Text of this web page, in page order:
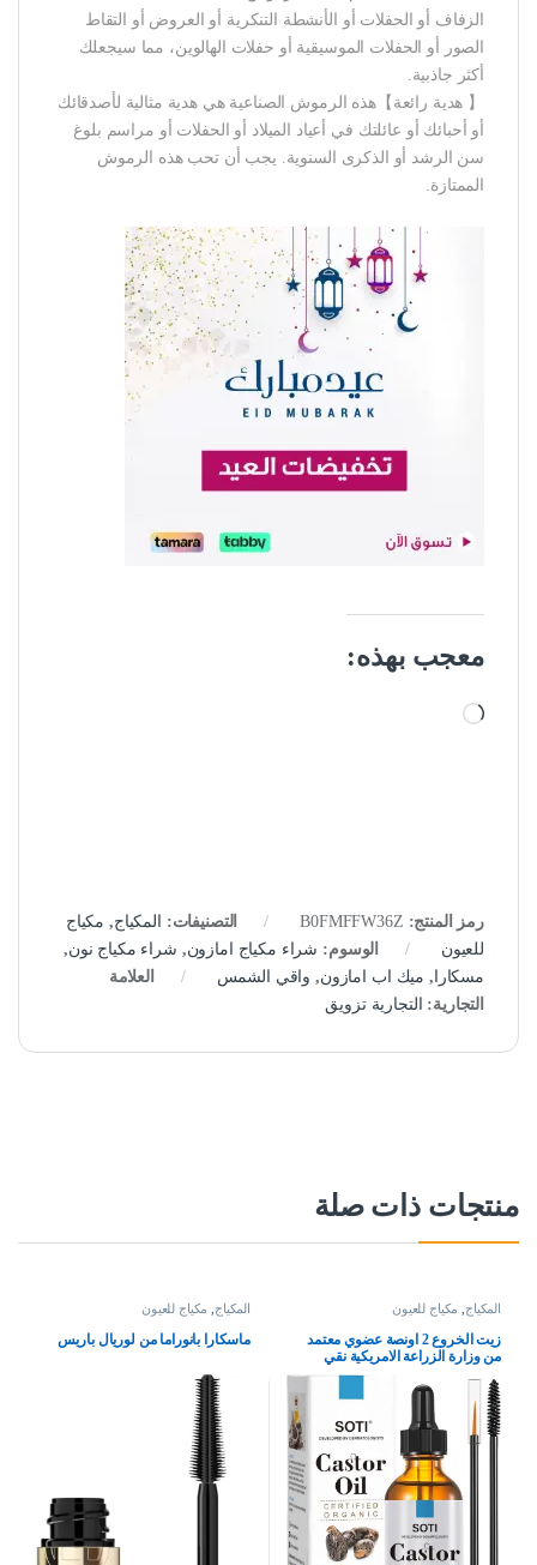
الزفاف أو الحفلات أو الأنشطة التنكرية أو العروض أو التقاط
الصور أو الحفلات الموسيقية أو حفلات الهالوين، مما سيجعلك
أكثر جاذبية.
【 هدية رائعة】هذه الرموش الصناعية هي هدية مثالية لأصدقائك
أو أحبائك أو عائلتك في أعياد الميلاد أو الحفلات أو مراسم بلوغ
سن الرشد أو الذكرى السنوية. يجب أن تحب هذه الرموش
الممتازة.
معجب بهذه:
جاري التحميل…
رمز المنتج: B0FMFFW36Z التصنيفات: المكياج, مكياج
للعيون
الوسوم: شراء مكياج امازون, شراء مكياج نون,
مسكارا , ميك اب امازون, واقي الشمس
العلامة
التجارية: التجارية تزويق
منتجات ذات صلة
المكياج مكياج للعيون
زيت الخروع 2 اونصة عضوي معتمد
من وزارة الزراعة الامريكية نقي
100% معصور على البارد خال
الهكسان سوتي. يحفز نمو الرموش
والحواجب والشعر ومرطب البشرة
60 مل
المكياج مكياج للعيون
ماسكارا بانوراما من لوريال باريس